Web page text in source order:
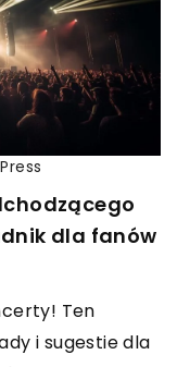
dla fanów
Ten
i sugestie dla